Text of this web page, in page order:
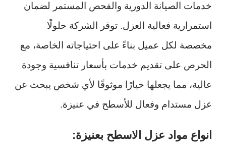
خدمات الصيانة الدورية والفحص المستمر لضمان
استمرارية فعالية العزل. توفر الشركة حلولًا
مخصصة لكل عميل بناءً على احتياجاته الخاصة، مع
الحرص على تقديم خدمات بأسعار تنافسية وجودة
عالية، مما يجعلها خيارًا موثوقًا لأي شخص يبحث عن
عزل مستدام وفعال للأسطح في عنيزة.
انواع مواد عزل الاسطح بعنيزة: